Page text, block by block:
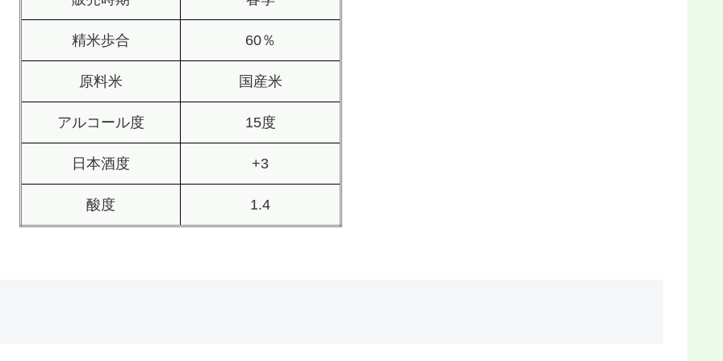
精米歩合 60％
原料米 国産米
アルコール度 15度
日本酒度 +3
酸度 1.4